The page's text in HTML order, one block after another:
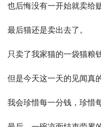
也后悔没有一开始就卖给
最后猫还是卖出去了。
只卖了我家猫的一袋猫粮钱
但是今天这一天的见闻真
我会珍惜每一分钱，珍惜